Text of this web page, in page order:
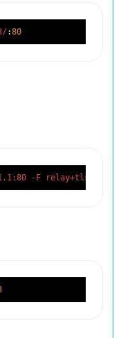
:80
-F relay+tls:/